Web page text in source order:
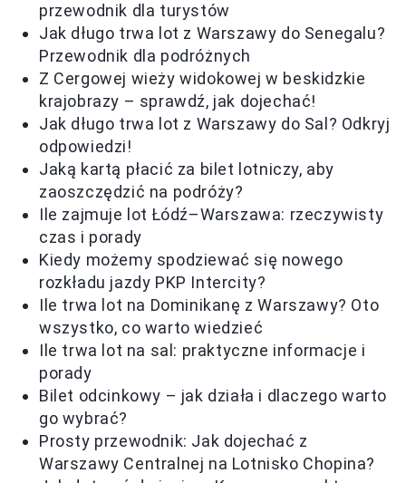
przewodnik dla turystów
Jak długo trwa lot z Warszawy do Senegalu?
Przewodnik dla podróżnych
Z Cergowej wieży widokowej w beskidzkie
krajobrazy – sprawdź, jak dojechać!
Jak długo trwa lot z Warszawy do Sal? Odkryj
odpowiedzi!
Jaką kartą płacić za bilet lotniczy, aby
zaoszczędzić na podróży?
Ile zajmuje lot Łódź–Warszawa: rzeczywisty
czas i porady
Kiedy możemy spodziewać się nowego
rozkładu jazdy PKP Intercity?
Ile trwa lot na Dominikanę z Warszawy? Oto
wszystko, co warto wiedzieć
Ile trwa lot na sal: praktyczne informacje i
porady
Bilet odcinkowy – jak działa i dlaczego warto
go wybrać?
Prosty przewodnik: Jak dojechać z
Warszawy Centralnej na Lotnisko Chopina?